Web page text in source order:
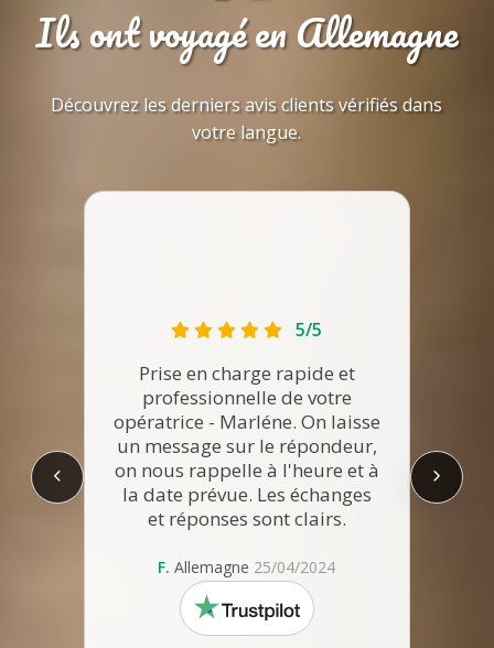
Ils ont voyagé en Allemagne
Découvrez les derniers avis clients vérifiés dans
votre langue.
5/5
Prise en charge rapide et
professionnelle de votre
opératrice - Marléne. On laisse
un message sur le répondeur,
on nous rappelle à l'heure et à
la date prévue. Les échanges
et réponses sont clairs.
F. Allemagne 25/04/2024
trustpilot
de